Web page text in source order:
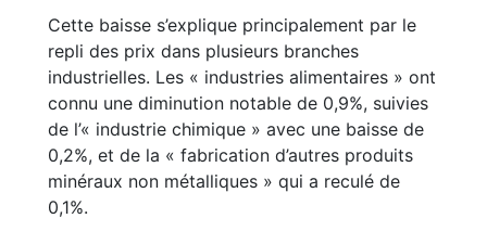
Cette baisse s’explique principalement par le
repli des prix dans plusieurs branches
industrielles. Les « industries alimentaires » ont
connu une diminution notable de 0,9%, suivies
de l’« industrie chimique » avec une baisse de
0,2%, et de la « fabrication d’autres produits
minéraux non métalliques » qui a reculé de
0,1%.